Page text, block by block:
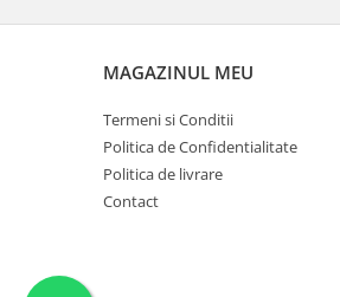
MAGAZINUL MEU
Termeni si Conditii
Politica de Confidentialitate
Politica de livrare
Contact